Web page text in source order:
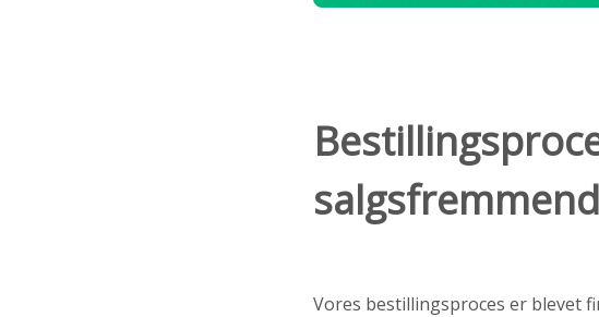
Vores bestillingsproces er blevet